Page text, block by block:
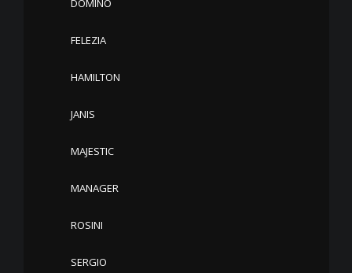
DOMINO
FELEZIA
HAMILTON
JANIS
MAJESTIC
MANAGER
ROSINI
SERGIO